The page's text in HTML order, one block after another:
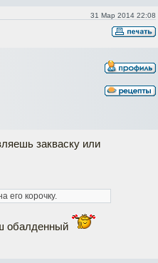
31 Мар 2014 22:08
закваску или
его корочку.
обалденный